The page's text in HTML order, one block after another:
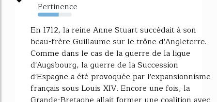
Pertinence
61%
En 1712, la reine Anne Stuart succédait à son
beau-frère Guillaume sur le trône d'Angleterre.
Comme dans le cas de la guerre de la ligue
d'Augsbourg, la guerre de la Succession
d'Espagne a été provoquée par l'expansionnisme
français sous Louis XIV. Encore une fois, la